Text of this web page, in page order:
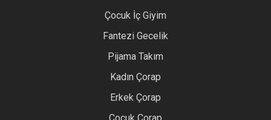
Çocuk İç Giyim
Fantezi Gecelik
Pijama Takım
Kadın Çorap
Erkek Çorap